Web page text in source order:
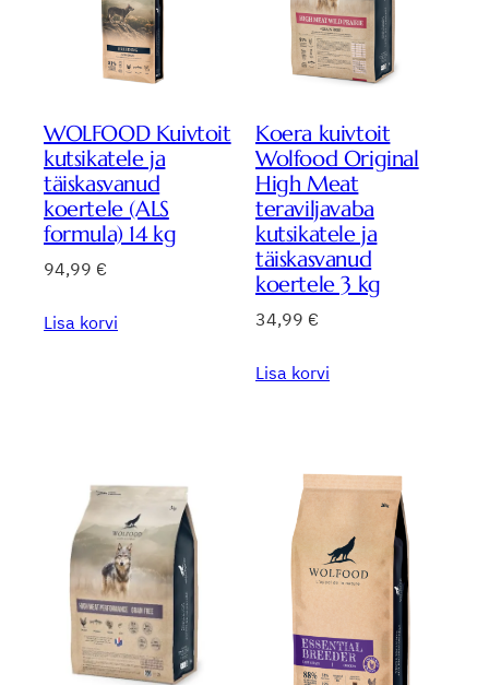
WOLFOOD Kuivtoit
kutsikatele ja
täiskasvanud
koertele (ALS
formula) 14 kg
94,99 €
Lisa korvi
Koera kuivtoit
Wolfood Original
High Meat
teraviljavaba
kutsikatele ja
täiskasvanud
koertele 3 kg
34,99 €
Lisa korvi